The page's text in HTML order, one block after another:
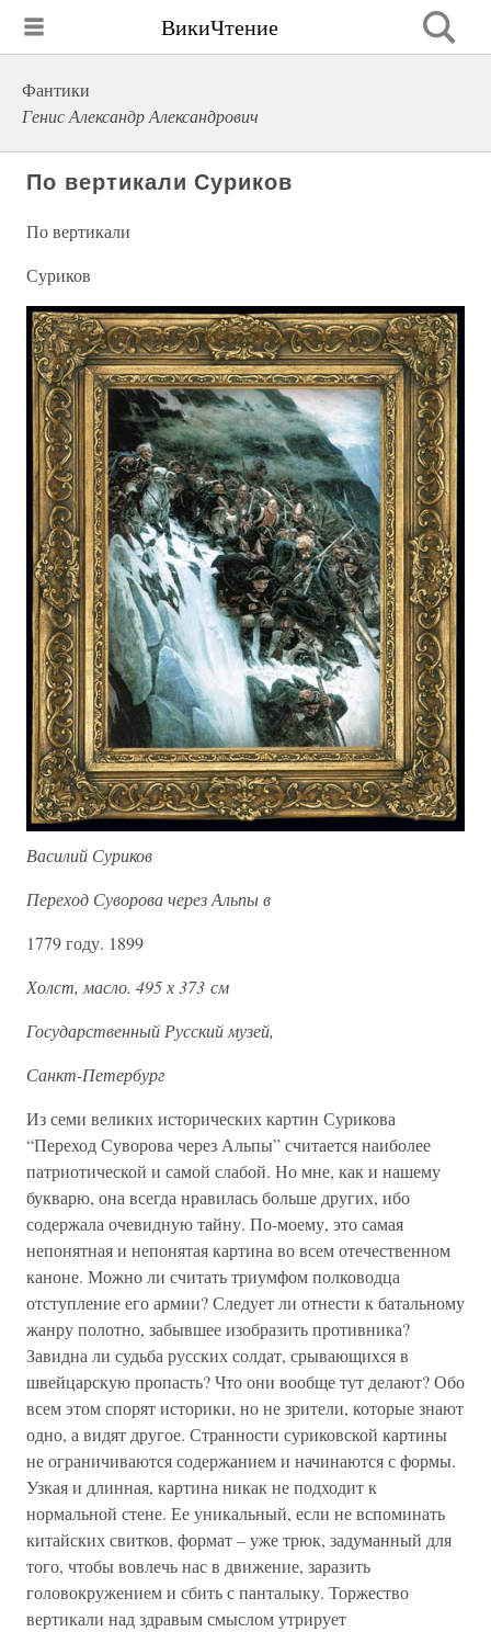
ВикиЧтение
Фантики
Генис Александр Александрович
По вертикали Суриков
По вертикали
Суриков
Василий Суриков
Переход Суворова через Альпы в
1779 году. 1899
Холст, масло. 495 х 373 см
Государственный Русский музей,
Санкт-Петербург
Из семи великих исторических картин Сурикова
“Переход Суворова через Альпы” считается наиболее
патриотической и самой слабой. Но мне, как и нашему
букварю, она всегда нравилась больше других, ибо
содержала очевидную тайну. По-моему, это самая
непонятная и непонятая картина во всем отечественном
каноне. Можно ли считать триумфом полководца
отступление его армии? Следует ли отнести к батальному
жанру полотно, забывшее изобразить противника?
Завидна ли судьба русских солдат, срывающихся в
швейцарскую пропасть? Что они вообще тут делают? Обо
всем этом спорят историки, но не зрители, которые знают
одно, а видят другое. Странности суриковской картины
не ограничиваются содержанием и начинаются с формы.
Узкая и длинная, картина никак не подходит к
нормальной стене. Ее уникальный, если не вспоминать
китайских свитков, формат – уже трюк, задуманный для
того, чтобы вовлечь нас в движение, заразить
головокружением и сбить с панталыку. Торжество
вертикали над здравым смыслом утрирует